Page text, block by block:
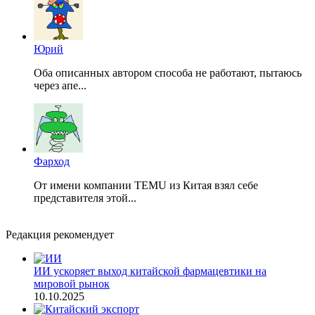
Юрий
Оба описанных автором способа не работают, пытаюсь
через апе...
Фарход
От имени компании TEMU из Китая взял себе
представителя этой...
Редакция рекомендует
ИИ ускоряет выход китайской фармацевтики на
мировой рынок
10.10.2025